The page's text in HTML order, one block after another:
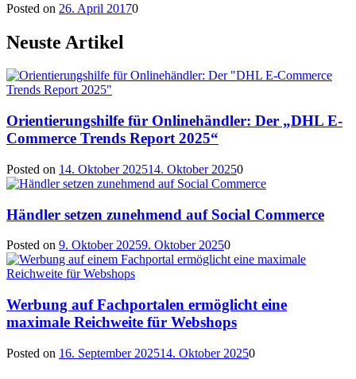
Posted on 26. April 20170
Neuste Artikel
Orientierungshilfe für Onlinehändler: Der „DHL E-
Commerce Trends Report 2025“
Posted on 14. Oktober 202514. Oktober 20250
Händler setzen zunehmend auf Social Commerce
Posted on 9. Oktober 20259. Oktober 20250
Werbung auf Fachportalen ermöglicht eine
maximale Reichweite für Webshops
Posted on 16. September 202514. Oktober 20250